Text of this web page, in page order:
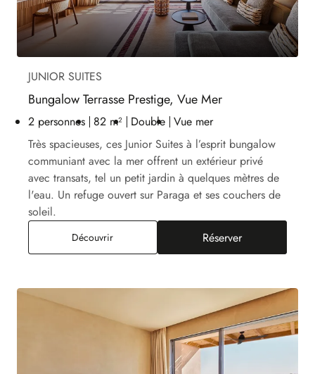
JUNIOR SUITES
Bungalow Terrasse Prestige, Vue Mer
2 personnes 82 m² Double Vue mer
Très spacieuses, ces Junior Suites à l’esprit bungalow
communiant avec la mer offrent un extérieur privé
avec transats, tel un petit jardin à quelques mètres de
l'eau. Un refuge ouvert sur Paraga et ses couchers de
soleil.
DécouvrirBungalow Terrasse Prestige, Vue Mer
Réserver